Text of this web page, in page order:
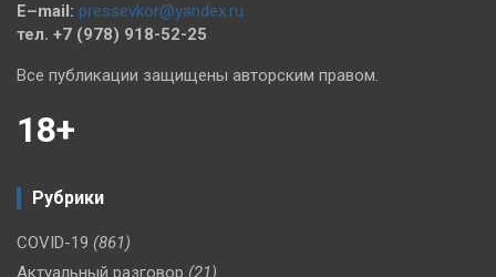
E–mail: pressevkor@yandex.ru
тел. +7 (978) 918-52-25
Все публикации защищены авторским правом.
18+
Рубрики
COVID-19 (861)
Актуальный разговор (21)